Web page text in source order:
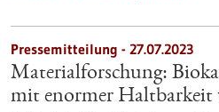
Pressemitteilung - 27.07.2023
Materialforschung:
mit enormer